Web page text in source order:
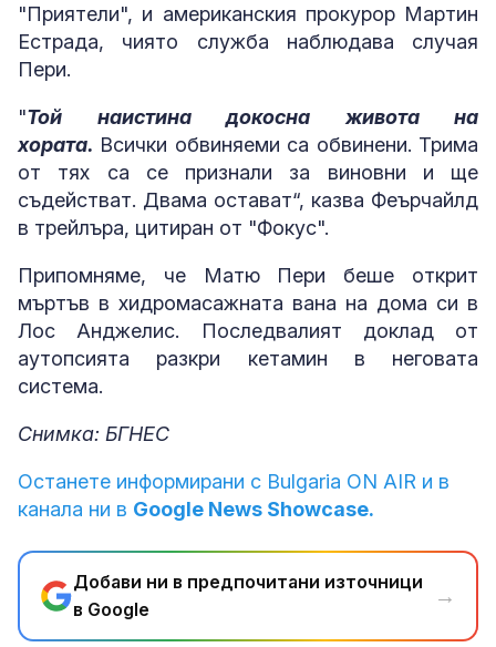
"Приятели", и американския прокурор Мартин
Естрада, чиято служба наблюдава случая
Пери.
"Той наистина докосна живота на
хората. Всички обвиняеми са обвинени. Трима
от тях са се признали за виновни и ще
съдействат. Двама остават“, казва Феърчайлд
в трейлъра, цитиран от "Фокус".
Припомняме, че Матю Пери беше открит
мъртъв в хидромасажната вана на дома си в
Лос Анджелис. Последвалият доклад от
аутопсията разкри кетамин в неговата
система.
Снимка: БГНЕС
Останете информирани с Bulgaria ON AIR и в
канала ни в Google News Showcase.
Добави ни в предпочитани източници
в Google
→